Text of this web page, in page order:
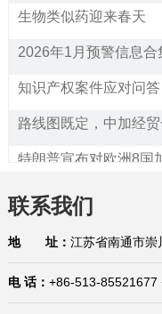
生物类似药迎来春天
2026年1月预警信息合
路线图既定，中加经贸
特朗普宣布对欧洲8国
联系我们
地 址： 江苏省南通市崇
电 话： +86-513-